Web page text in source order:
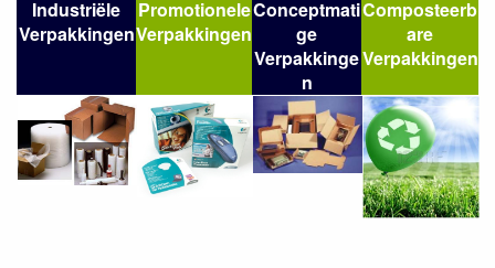
Industriële
Verpakkingen
Promotionele
Verpakkingen
Conceptmati
ge
Verpakkinge
n
Composteerb
are
Verpakkingen